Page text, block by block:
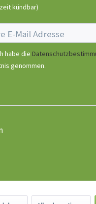
kündbar)
habe die
genommen.